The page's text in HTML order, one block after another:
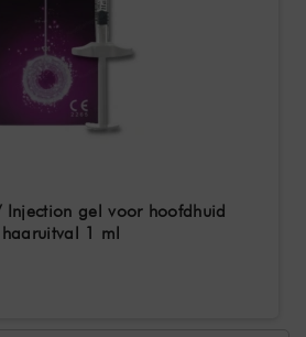
gel voor hoofdhuid
1 ml